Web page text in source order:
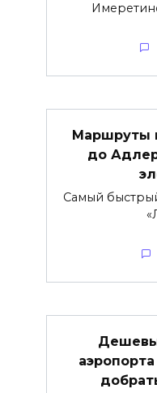
Маршруты
до
Самый